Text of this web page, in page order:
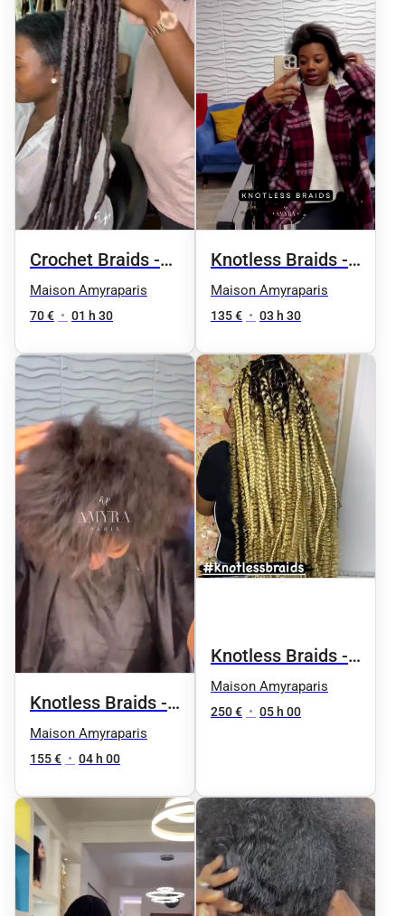
Crochet Braids -
Pose méthode
First Line
Maison Amyraparis
70 € • 01 h 30
Knotless Braids -
Taille 3 / soutien-
gorge
Maison Amyraparis
135 € • 03 h 30
Knotless Braids -
Taille 4 / millieu
du dos
Maison Amyraparis
155 € • 04 h 00
Knotless Braids -
Taille 8 / fesses
Maison Amyraparis
250 € • 05 h 00